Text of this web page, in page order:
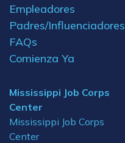
Empleadores
Padres/Influenciadores
FAQs
Comienza Ya
Mississippi Job Corps
Center
Mississippi Job Corps
Center